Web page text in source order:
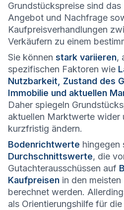
Grundstückspreise sind das
Angebot und Nachfrage
Kaufpreisverhandlungen
Verkäufern zu einem
Sie können stark variieren,
spezifischen Faktoren wie
Nutzbarkeit, Zustand des
Immobilie und aktuellen
Daher spiegeln
aktuellen Marktwerte wider
kurzfristig ändern.
Bodenrichtwerte hingegen
Durchschnittswerte, die
Gutachterausschüssen auf
Kaufpreisen in den meisten
berechnet werden.
als Orientierungshilfe für